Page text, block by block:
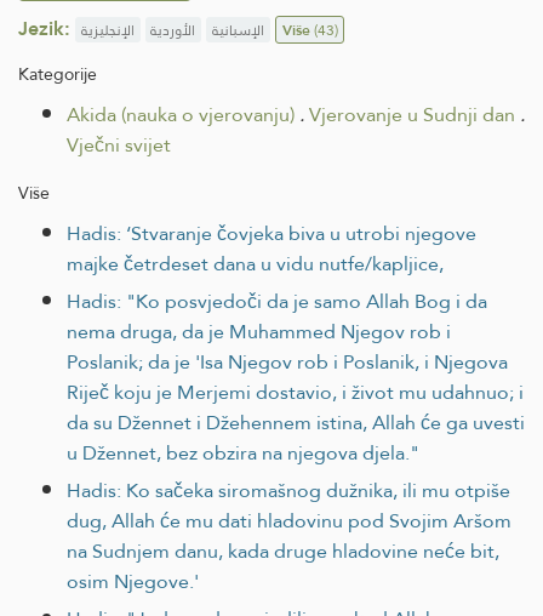
Jezik: الإنجليزية الأوردية الإسبانية Više(43)
Kategorije
Akida (nauka o vjerovanju).Vjerovanje u Sudnji dan .
Vječni svijet
Više
Hadis: ‘Stvaranje čovjeka biva u utrobi njegove
majke četrdeset dana u vidu nutfe/kapljice,
Hadis: "Ko posvjedoči da je samo Allah Bog i da
nema druga, da je Muhammed Njegov rob i
Poslanik; da je 'Isa Njegov rob i Poslanik, i Njegova
Riječ koju je Merjemi dostavio, i život mu udahnuo; i
da su Džennet i Džehennem istina, Allah će ga uvesti
u Džennet, bez obzira na njegova djela."
Hadis: Ko sačeka siromašnog dužnika, ili mu otpiše
dug, Allah će mu dati hladovinu pod Svojim Aršom
na Sudnjem danu, kada druge hladovine neće bit,
osim Njegove.'